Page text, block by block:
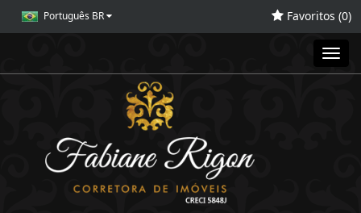
Português BR Favoritos (0)